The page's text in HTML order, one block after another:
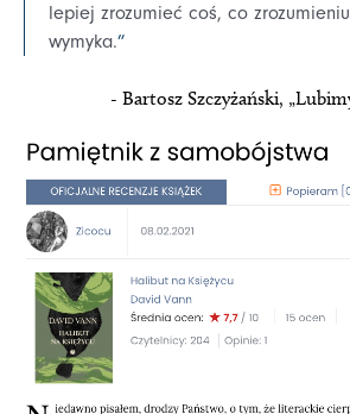
lepiej zrozumieć coś, co
wymyka.”
- Bartosz Szczyżański,